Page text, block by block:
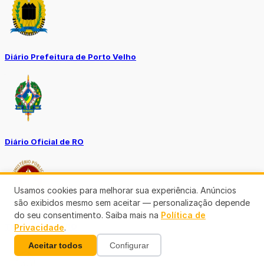
Diário Prefeitura de Porto Velho
Diário Oficial de RO
Transparência RO
Usamos cookies para melhorar sua experiência. Anúncios
são exibidos mesmo sem aceitar — personalização depende
do seu consentimento. Saiba mais na Política de
Privacidade.
Aceitar todos Configurar